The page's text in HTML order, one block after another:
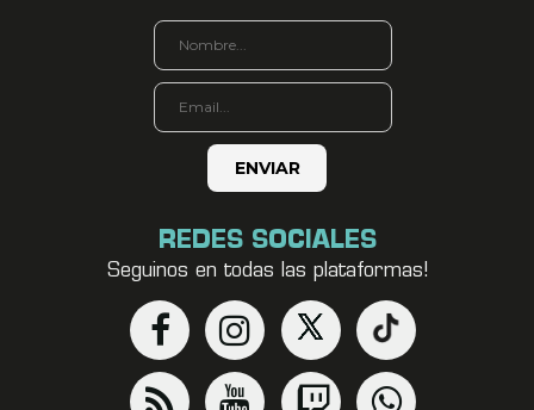
REDES SOCIALES
Seguinos en todas las plataformas!